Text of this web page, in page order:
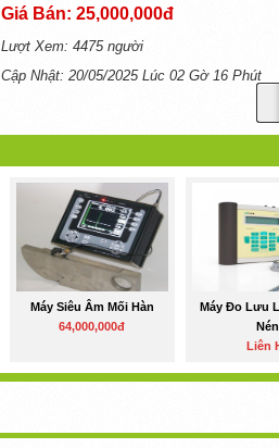
Giá Bán: 25,000,000đ
Lượt Xem: 4475 người
Cập Nhật: 20/05/2025 Lúc 02 Gờ 16 Phút
Máy Siêu Âm Mối Hàn
64,000,000đ
Máy Đo Lưu
Nén
Liên